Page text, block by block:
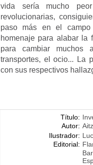
vida sería mucho
revolucionarias,
paso más en el
homenaje para alabar la
para cambiar muchos
transportes, el ocio... La
con sus respectivos
Título:
Autor:
Ilustrador:
Editorial: